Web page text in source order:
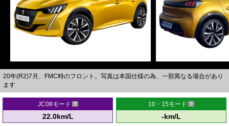
20年(R2)7月、FMC時のフロント。写真は本国仕様の為、一部異なる場合があり
ます
JC08モード
22.0km/L
10・15モード
-km/L